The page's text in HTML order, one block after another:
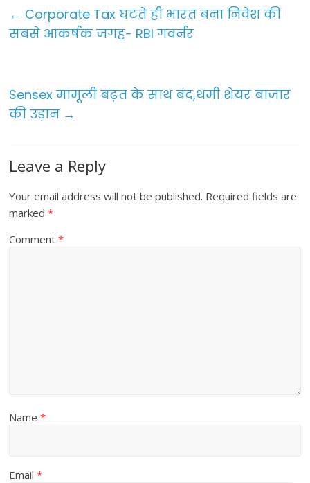
e
b
k
er l e
← Corporate Tax घटते ही भारत बना निवेश की
सबसे आकर्षक जगह- RBI गवर्नर
Sensex मामूली बढ़त के साथ बंद,थमी शेयर बाजार
की उड़ान →
Leave a Reply
Your email address will not be published. Required fields are
marked*
Comment*
Name*
Email*